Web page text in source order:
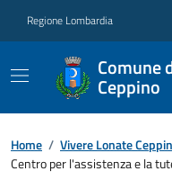
Regione Lombardia
Comune
Ceppino
Home / Vivere Lonate
Centro per l'assistenza e la